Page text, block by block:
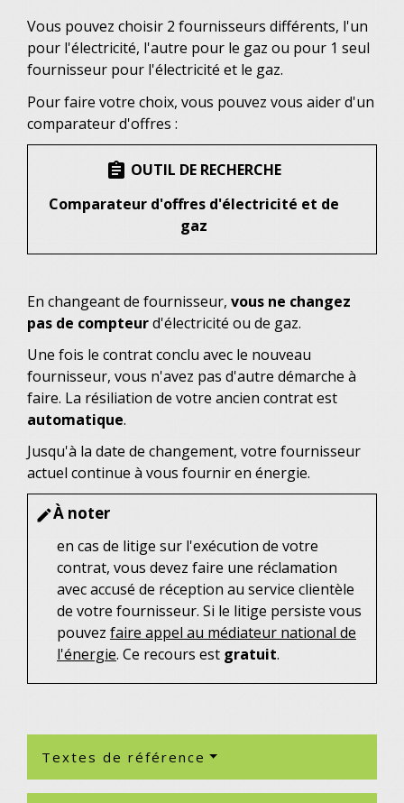
Vous pouvez choisir 2 fournisseurs différents, l'un
pour l'électricité, l'autre pour le gaz ou pour 1 seul
fournisseur pour l'électricité et le gaz.
Pour faire votre choix, vous pouvez vous aider d'un
comparateur d'offres :
assignment OUTIL DE RECHERCHE
Comparateur d'offres d'électricité et de
gaz
En changeant de fournisseur, vous ne changez
pas de compteurd'électricité ou de gaz.
Une fois le contrat conclu avec le nouveau
fournisseur, vous n'avez pas d'autre démarche à
faire. La résiliation de votre ancien contrat est
automatique.
Jusqu'à la date de changement, votre fournisseur
actuel continue à vous fournir en énergie.
editÀ noter
en cas de litige sur l'exécution de votre
contrat, vous devez faire une réclamation
avec accusé de réception au service clientèle
de votre fournisseur. Si le litige persiste vous
pouvez faire appel au médiateur national de
l'énergie. Ce recours est gratuit.
Textes de référence